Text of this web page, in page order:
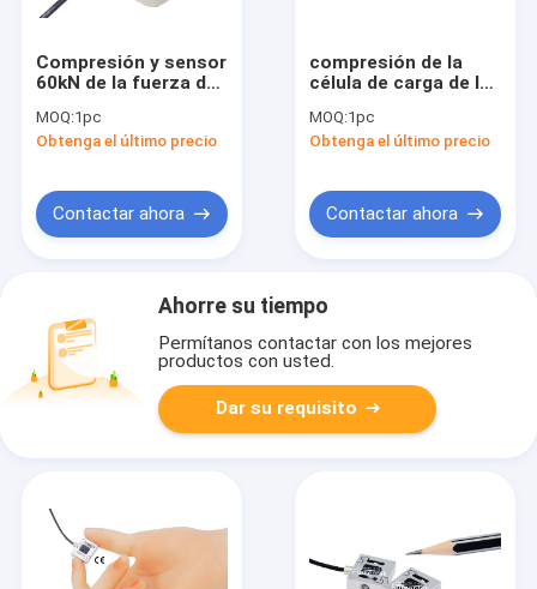
Compresión y sensor
60kN de la fuerza de
célula de carga de la
tracción 75kN
MOQ:1pc
Obtenga el último precio
Contactar ahora
compresión de la
célula de carga de la
célula de carga de la
tracción 2.5ton
MOQ:1pc
Obtenga el último precio
Contactar ahora
Ahorre su tiempo
Permítanos contactar con los mejores
productos con usted.
Dar su requisito